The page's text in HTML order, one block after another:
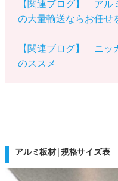
【関連ブログ】 アル
の大量輸送ならお任せ
【関連ブログ】 ニッ
のススメ
アルミ板材|規格サイズ表